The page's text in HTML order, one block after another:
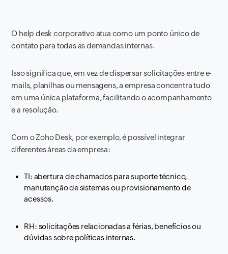
O help desk corporativo atua como um ponto único de
contato para todas as demandas internas.
Isso significa que, em vez de dispersar solicitações entre e-
mails, planilhas ou mensagens, a empresa concentra tudo
em uma única plataforma, facilitando o acompanhamento
e a resolução.
Com o Zoho Desk, por exemplo, é possível integrar
diferentes áreas da empresa:
TI: abertura de chamados para suporte técnico,
manutenção de sistemas ou provisionamento de
acessos.
RH: solicitações relacionadas a férias, benefícios ou
dúvidas sobre políticas internas.